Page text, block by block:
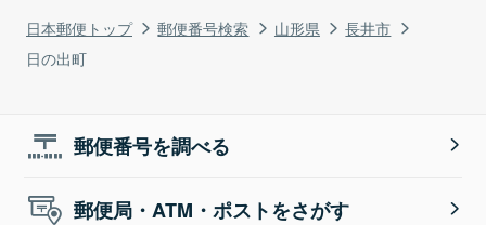
日本郵便トップ 郵便番号検索 山形県
長井市
日の出町
郵便番号を調べる
郵便局・ATM・ポストをさがす